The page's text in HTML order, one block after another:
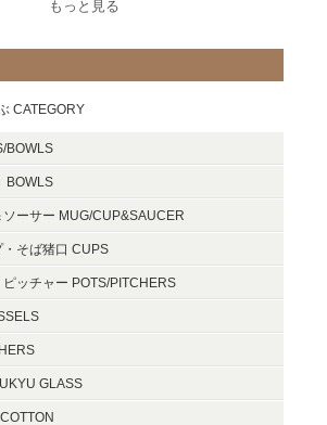
もっと見る
CATEGORY
BOWLS
BOWLS
ーサー MUG/CUP&SAUCER
そば猪口 CUPS
ッチャー POTS/PITCHERS
GLASS